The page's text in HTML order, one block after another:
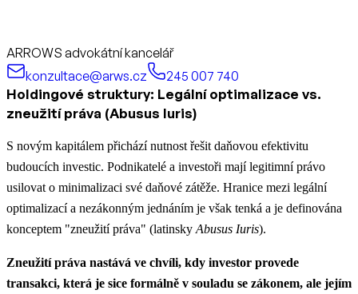
ARROWS advokátní kancelář
konzultace@arws.cz
245 007 740
Holdingové struktury: Legální optimalizace vs.
zneužití práva (Abusus Iuris)
S novým kapitálem přichází nutnost řešit daňovou efektivitu
budoucích investic. Podnikatelé a investoři mají legitimní právo
usilovat o minimalizaci své daňové zátěže. Hranice mezi legální
optimalizací a nezákonným jednáním je však tenká a je definována
konceptem "zneužití práva" (latinsky Abusus Iuris).
Zneužití práva nastává ve chvíli, kdy investor provede
transakci, která je sice formálně v souladu se zákonem, ale jejím